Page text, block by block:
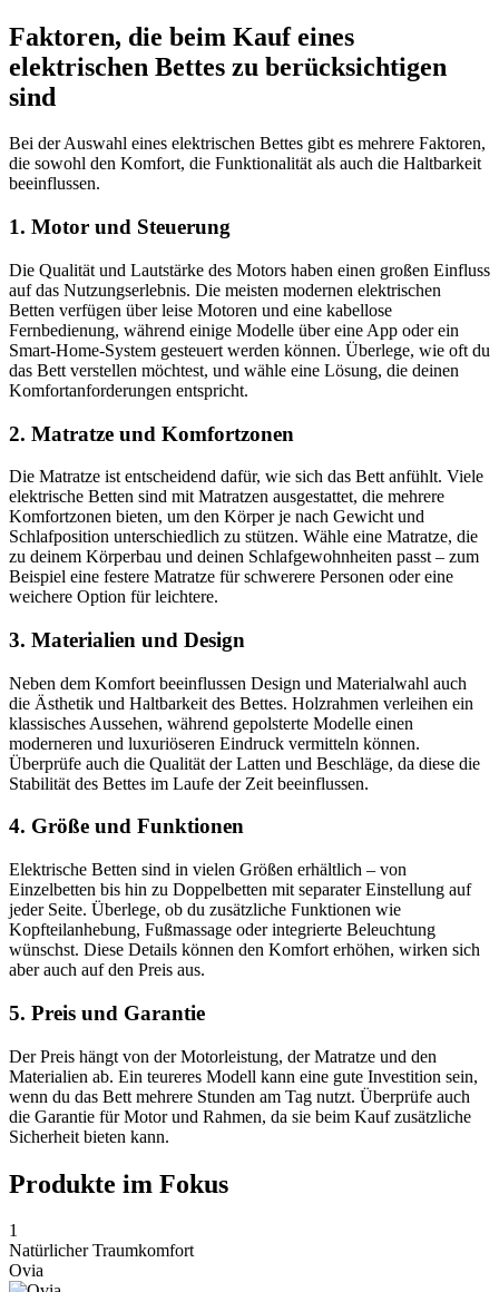
Faktoren, die beim Kauf eines
elektrischen Bettes zu berücksichtigen
sind
Bei der Auswahl eines elektrischen Bettes gibt es mehrere Faktoren,
die sowohl den Komfort, die Funktionalität als auch die Haltbarkeit
beeinflussen.
1. Motor und Steuerung
Die Qualität und Lautstärke des Motors haben einen großen Einfluss
auf das Nutzungserlebnis. Die meisten modernen elektrischen
Betten verfügen über leise Motoren und eine kabellose
Fernbedienung, während einige Modelle über eine App oder ein
Smart-Home-System gesteuert werden können. Überlege, wie oft du
das Bett verstellen möchtest, und wähle eine Lösung, die deinen
Komfortanforderungen entspricht.
2. Matratze und Komfortzonen
Die Matratze ist entscheidend dafür, wie sich das Bett anfühlt. Viele
elektrische Betten sind mit Matratzen ausgestattet, die mehrere
Komfortzonen bieten, um den Körper je nach Gewicht und
Schlafposition unterschiedlich zu stützen. Wähle eine Matratze, die
zu deinem Körperbau und deinen Schlafgewohnheiten passt – zum
Beispiel eine festere Matratze für schwerere Personen oder eine
weichere Option für leichtere.
3. Materialien und Design
Neben dem Komfort beeinflussen Design und Materialwahl auch
die Ästhetik und Haltbarkeit des Bettes. Holzrahmen verleihen ein
klassisches Aussehen, während gepolsterte Modelle einen
moderneren und luxuriöseren Eindruck vermitteln können.
Überprüfe auch die Qualität der Latten und Beschläge, da diese die
Stabilität des Bettes im Laufe der Zeit beeinflussen.
4. Größe und Funktionen
Elektrische Betten sind in vielen Größen erhältlich – von
Einzelbetten bis hin zu Doppelbetten mit separater Einstellung auf
jeder Seite. Überlege, ob du zusätzliche Funktionen wie
Kopfteilanhebung, Fußmassage oder integrierte Beleuchtung
wünschst. Diese Details können den Komfort erhöhen, wirken sich
aber auch auf den Preis aus.
5. Preis und Garantie
Der Preis hängt von der Motorleistung, der Matratze und den
Materialien ab. Ein teureres Modell kann eine gute Investition sein,
wenn du das Bett mehrere Stunden am Tag nutzt. Überprüfe auch
die Garantie für Motor und Rahmen, da sie beim Kauf zusätzliche
Sicherheit bieten kann.
Produkte im Fokus
1
Natürlicher Traumkomfort
Ovia